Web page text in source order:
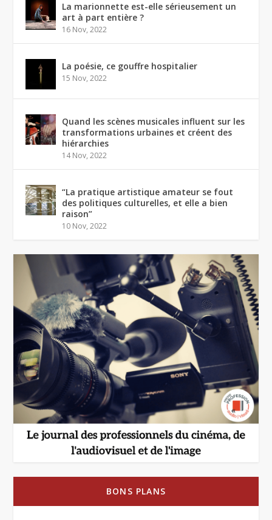
La marionnette est-elle sérieusement un
art à part entière ?
16 Nov, 2022
La poésie, ce gouffre hospitalier
15 Nov, 2022
Quand les scènes musicales influent sur les
transformations urbaines et créent des
hiérarchies
14 Nov, 2022
“La pratique artistique amateur se fout
des politiques culturelles, et elle a bien
raison”
10 Nov, 2022
BONS PLANS